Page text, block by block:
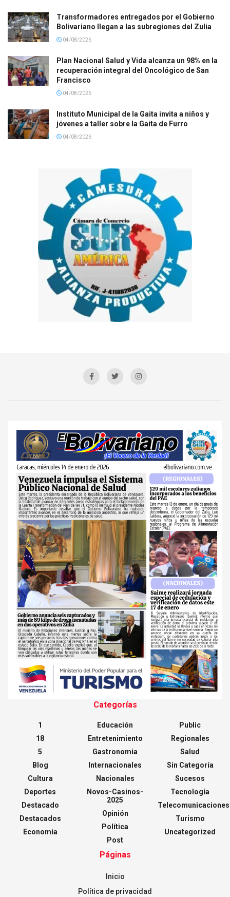
Transformadores entregados por el Gobierno
Bolivariano llegan a las subregiones del Zulia
04/08/2026
Plan Nacional Salud y Vida alcanza un 98% en la
recuperación integral del Oncológico de San
Francisco
04/08/2026
Instituto Municipal de la Gaita invita a niños y
jóvenes a taller sobre la Gaita de Furro
04/08/2026
Categorías
1
18
5
Blog
Cultura
Deportes
Destacado
Destacados
Economía
Educación
Entretenimiento
Gastronomia
Internacionales
Nacionales
Novos-Casinos-
2025
Opinión
Política
Post
Public
Regionales
Salud
Sin Categoría
Sucesos
Tecnología
Telecomunicaciones
Turismo
Uncategorized
Páginas
Inicio
Política de privacidad